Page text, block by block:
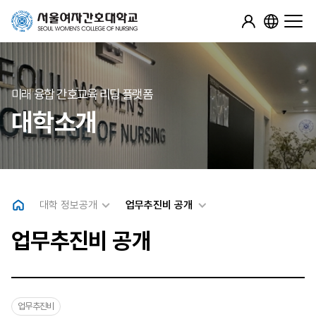
미래 융합 간호교육 리딩 플랫폼
대학소개
대학 정보공개 업무추진비 공개
업무추진비 공개
업무추진비